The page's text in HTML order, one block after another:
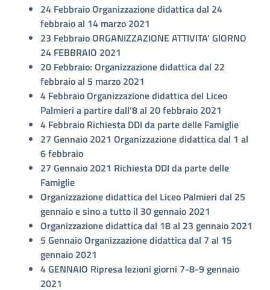
24 FebbraioOrganizzazione didattica dal 24
febbraio al 14 marzo 2021
23 FebbraioORGANIZZAZIONE ATTIVITA’ GIORNO
24 FEBBRAIO 2021
20 Febbraio: Organizzazione didattica dal 22
febbraio al 5 marzo 2021
4 FebbraioOrganizzazione didattica del Liceo
Palmieri a partire dall’8 al 20 febbraio 2021
4 Febbraio Richiesta DDI da parte delle Famiglie
27 Gennaio 2021 Organizzazione didattica dal 1 al
6 febbraio
27 Gennaio 2021 Richiesta DDI da parte delle
Famiglie
Organizzazione didattica del Liceo Palmieri dal 25
gennaio e sino a tutto il 30 gennaio 2021
Organizzazione didattica dal 18 al 23 gennaio 2021
5 Gennaio Organizzazione didattica dal 7 al 15
gennaio 2021
4 GENNAIO Ripresa lezioni giorni 7-8-9 gennaio
2021